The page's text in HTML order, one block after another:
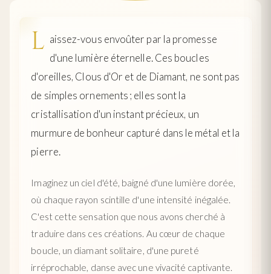
L aissez-vous envoûter par la promesse
d'une lumière éternelle. Ces boucles
d'oreilles, Clous d'Or et de Diamant, ne sont pas
de simples ornements ; elles sont la
cristallisation d'un instant précieux, un
murmure de bonheur capturé dans le métal et la
pierre.
Imaginez un ciel d'été, baigné d'une lumière dorée,
où chaque rayon scintille d'une intensité inégalée.
C'est cette sensation que nous avons cherché à
traduire dans ces créations. Au cœur de chaque
boucle, un diamant solitaire, d'une pureté
irréprochable, danse avec une vivacité captivante.